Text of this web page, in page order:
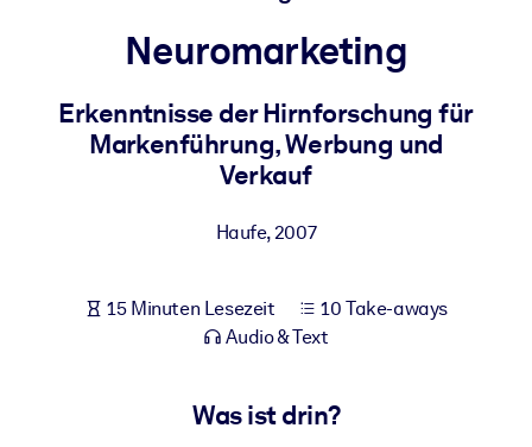
Bauen Sie eine gesunde und resiliente Belegschaft auf.
NACH SYSTEM
bessere Lernergebnisse.
Bereichern Sie Ihre Unternehmensbibliothek mit
vertrauenswürdigem, praxisnahem Business-Wissen.
Nutzen Sie verlässliches, strukturiertes Wissen, um die Ergebnisse
Neuromarketing
Erkenntnisse der Hirnforschung für
Markenführung, Werbung und
Verkauf
Haufe,2007
15 Minuten Lesezeit
10 Take-aways
Audio & Text
Was ist drin?